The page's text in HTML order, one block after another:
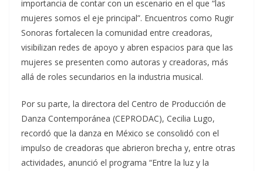
importancia de contar con un escenario en el que “las
mujeres somos el eje principal”. Encuentros como Rugir
Sonoras fortalecen la comunidad entre creadoras,
visibilizan redes de apoyo y abren espacios para que las
mujeres se presenten como autoras y creadoras, más
allá de roles secundarios en la industria musical.
Por su parte, la directora del Centro de Producción de
Danza Contemporánea (CEPRODAC), Cecilia Lugo,
recordó que la danza en México se consolidó con el
impulso de creadoras que abrieron brecha y, entre otras
actividades, anunció el programa “Entre la luz y la